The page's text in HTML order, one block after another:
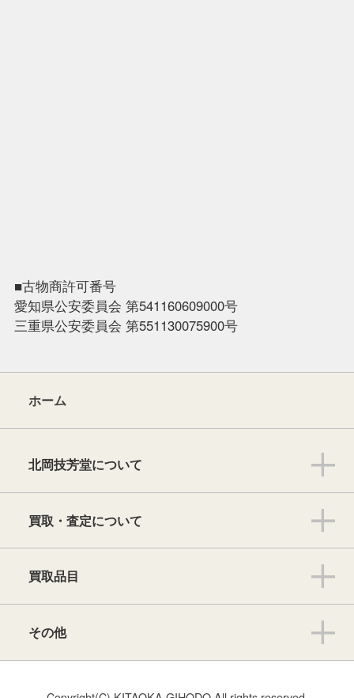
■古物商許可番号
愛知県公安委員会 第541160609000号
三重県公安委員会 第551130075900号
ホーム
北岡技芳堂について
買取・査定について
買取品目
その他